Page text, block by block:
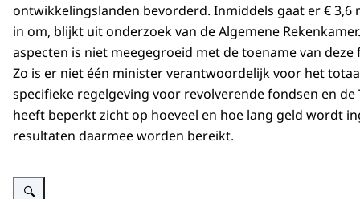
ontwikkelingslanden bevorderd. Inmiddels gaat er € 3,6
in om, blijkt uit onderzoek van de Algemene
aspecten is niet meegegroeid met de toename van
Zo is er niet één minister verantwoordelijk voor het
specifieke regelgeving voor revolverende fondsen en de
heeft beperkt zicht op hoeveel en hoe lang geld wordt
resultaten daarmee worden bereikt.